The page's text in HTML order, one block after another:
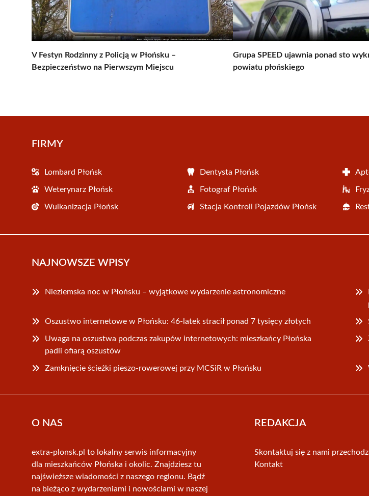
V Festyn Rodzinny z Policją w Płońsku –
Bezpieczeństwo na Pierwszym Miejscu
Grupa SPEED ujawnia ponad sto
powiatu płońskiego
FIRMY
Lombard Płońsk Dentysta Płońsk
Weterynarz Płońsk Fotograf Płońsk
Wulkanizacja Płońsk Stacja Kontroli Pojazdów Płońsk
NAJNOWSZE WPISY
Nieziemska noc w Płońsku – wyjątkowe wydarzenie astronomiczne
Oszustwo internetowe w Płońsku: 46-latek stracił ponad 7 tysięcy złotych
Uwaga na oszustwa podczas zakupów internetowych: mieszkańcy Płońska
padli ofiarą oszustów
Zamknięcie ścieżki pieszo-rowerowej przy MCSiR w Płońsku
O NAS
extra-plonsk.pl to lokalny serwis informacyjny
dla mieszkańców Płońska i okolic. Znajdziesz tu
najświeższe wiadomości z naszego regionu. Bądź
na bieżąco z wydarzeniami i nowościami w naszej
REDAKCJA
Skontaktuj się z nami
Kontakt